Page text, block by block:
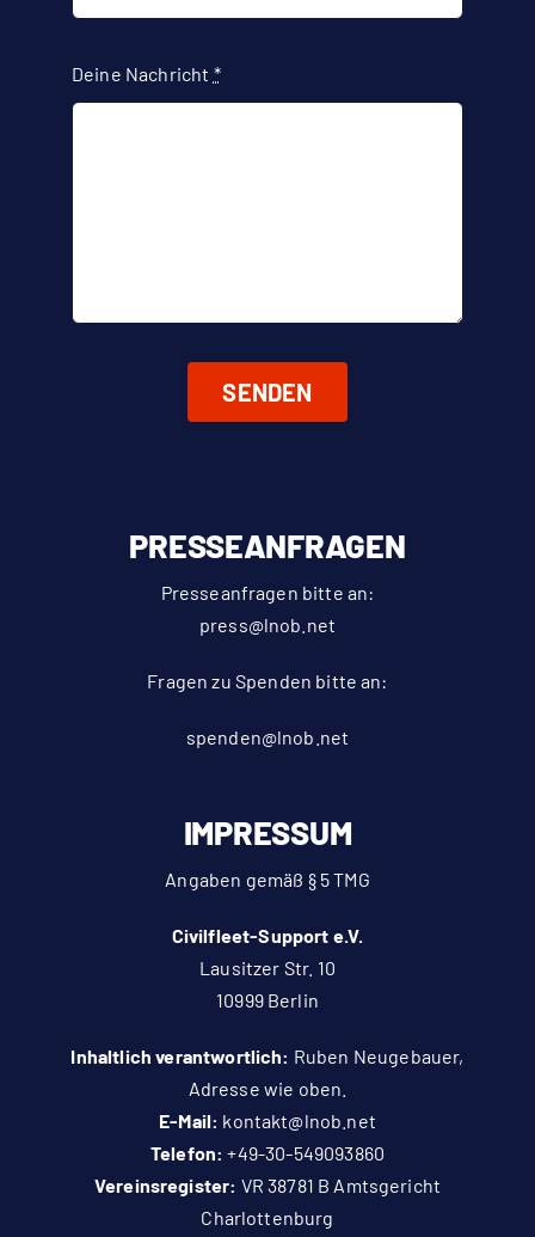
Deine Nachricht *
SENDEN
PRESSEANFRAGEN
Presseanfragen bitte an:
press@lnob.net
Fragen zu Spenden bitte an:
spenden@lnob.net
IMPRESSUM
Angaben gemäß § 5 TMG
Civilfleet-Support e.V.
Lausitzer Str. 10
10999 Berlin
Inhaltlich verantwortlich: Ruben Neugebauer,
Adresse wie oben.
E-Mail: kontakt@lnob.net
Telefon: +49-30-549093860
Vereinsregister: VR 38781 B Amtsgericht
Charlottenburg